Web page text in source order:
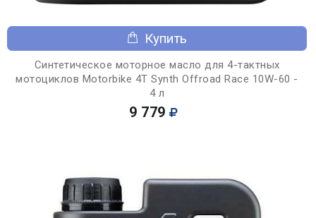
Купить
Синтетическое моторное масло для 4-тактных
мотоциклов Motorbike 4T Synth Offroad Race 10W-60 -
4 л
9 779